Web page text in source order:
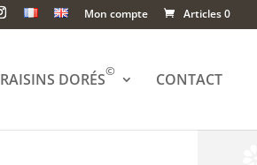
Mon compte Articles 0
RAISINS DORÉS© CONTACT